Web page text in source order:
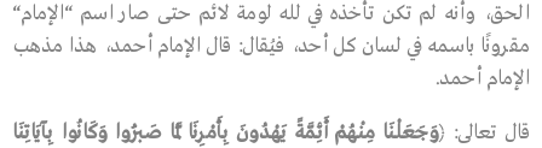
الحق، وأنه لم تكن تأخذه في ﷲ لومة لائم حتى صار اسم “الإمام“
مقرونًا باسمه في لسان كل أحد، فيُقال: قال الإمام أحمد، هذا مذهب
الإمام أحمد.
قال تعالى: ﴿وَجَعَلْنَا مِنْهُمْ أَئِمَّةً يَهْدُونَ بِأَمْرِنَا لَمَّا صَبَرُوا وَكَانُوا بِآيَاتِنَا